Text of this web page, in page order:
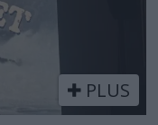
PLUS